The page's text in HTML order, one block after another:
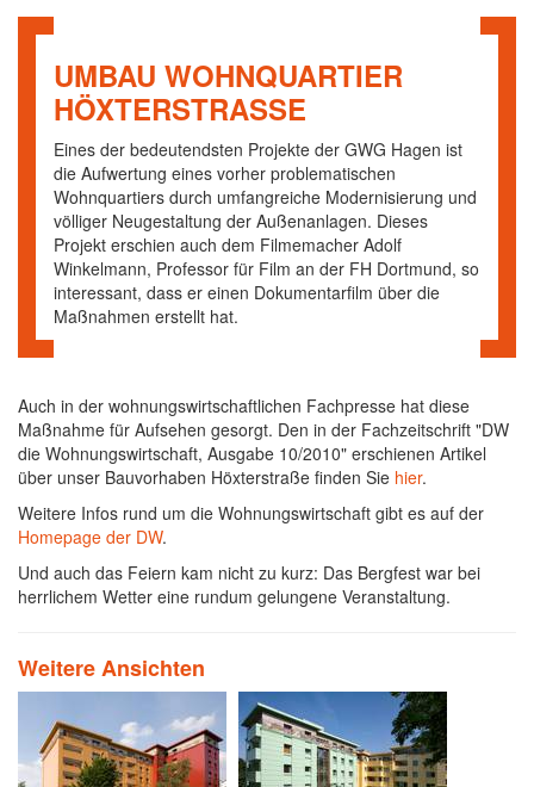
UMBAU WOHNQUARTIER
HÖXTERSTRASSE
Eines der bedeutendsten Projekte der GWG Hagen ist
die Aufwertung eines vorher problematischen
Wohnquartiers durch umfangreiche Modernisierung und
völliger Neugestaltung der Außenanlagen. Dieses
Projekt erschien auch dem Filmemacher Adolf
Winkelmann, Professor für Film an der FH Dortmund, so
interessant, dass er einen Dokumentarfilm über die
Maßnahmen erstellt hat.
Auch in der wohnungswirtschaftlichen Fachpresse hat diese
Maßnahme für Aufsehen gesorgt. Den in der Fachzeitschrift "DW
die Wohnungswirtschaft, Ausgabe 10/2010" erschienen Artikel
über unser Bauvorhaben Höxterstraße finden Sie hier.
Weitere Infos rund um die Wohnungswirtschaft gibt es auf der
Homepage der DW.
Und auch das Feiern kam nicht zu kurz: Das Bergfest war bei
herrlichem Wetter eine rundum gelungene Veranstaltung.
Weitere Ansichten